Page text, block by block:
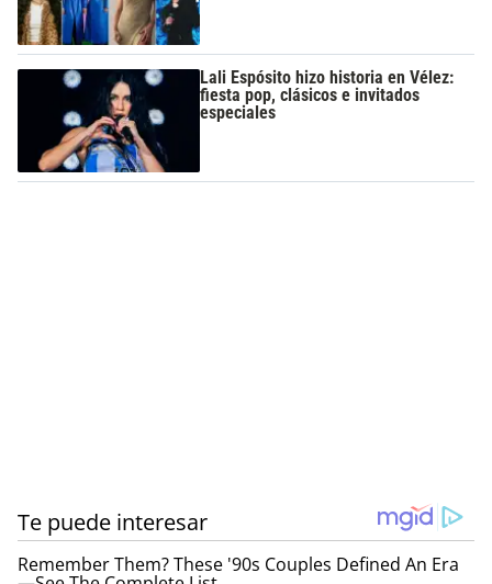
Lali Espósito hizo historia en Vélez:
fiesta pop, clásicos e invitados
especiales